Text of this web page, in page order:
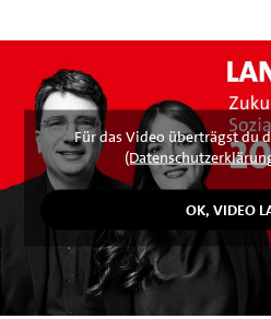
Für das Video überträgst du
(